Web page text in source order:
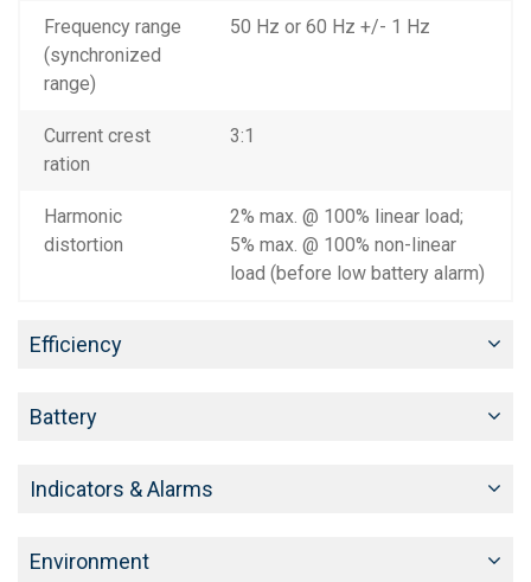
Frequency range
(synchronized
range)
50 Hz or 60 Hz +/- 1 Hz
Current crest
ration
3:1
Harmonic
distortion
2% max. @ 100% linear load;
5% max. @ 100% non-linear
load (before low battery alarm)
Efficiency
Battery
Indicators & Alarms
Environment